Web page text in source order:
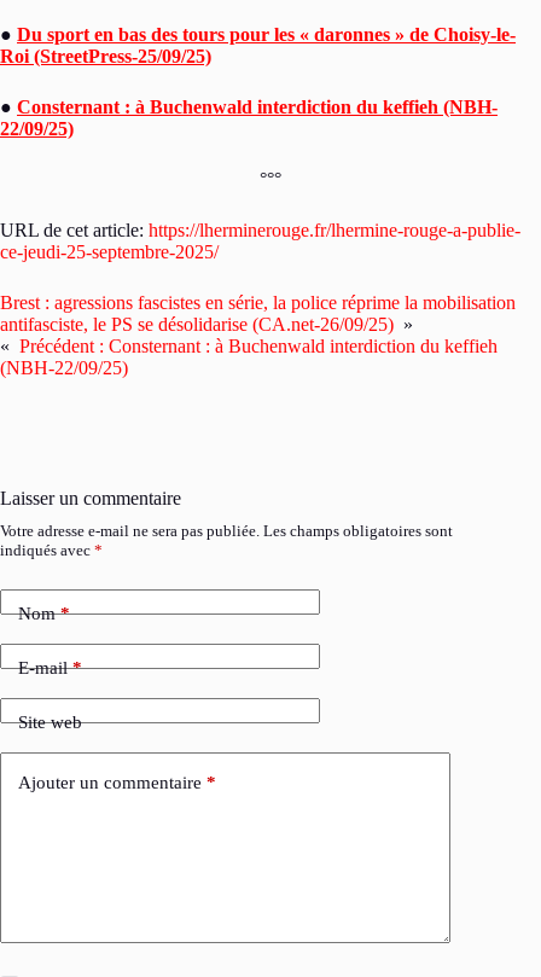
● Du sport en bas des tours pour les « daronnes » de Choisy-le-
Roi (StreetPress-25/09/25)
● Consternant : à Buchenwald interdiction du keffieh (NBH-
22/09/25)
°°°
URL de cet article: https://lherminerouge.fr/lhermine-rouge-a-publie-
ce-jeudi-25-septembre-2025/
Brest : agressions fascistes en série, la police réprime la mobilisation
antifasciste, le PS se désolidarise (CA.net-26/09/25) »
« Précédent : Consternant : à Buchenwald interdiction du keffieh
(NBH-22/09/25)
Laisser un commentaire
Votre adresse e-mail ne sera pas publiée. Les champs obligatoires sont
indiqués avec *
Nom*
E-mail*
Site web
Ajouter un commentaire *